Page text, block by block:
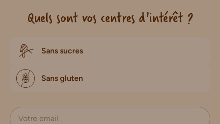
Quels sont vos centres d'intérêt ?
Sans sucres
Sans gluten